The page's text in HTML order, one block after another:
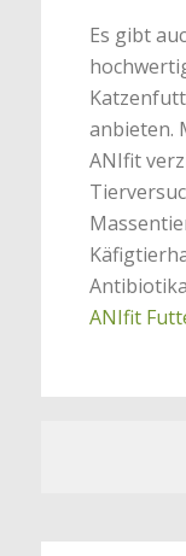
Es gibt
anbieten.
ANIfit
ANIfit